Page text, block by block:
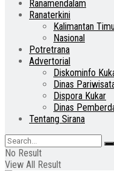
Ranamendalam
Ranaterkini
Kalimantan
Nasional
Potretrana
Advertorial
Diskominfo
Dinas
Dispora Kukar
Dinas
Tentang Sirana
No Result
View All Result